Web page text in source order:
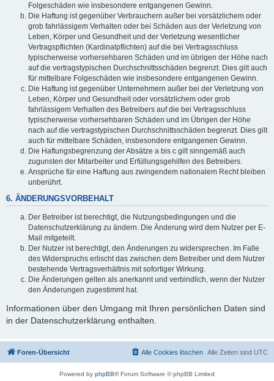
Folgeschäden wie insbesondere entgangenen Gewinn.
Die Haftung ist gegenüber Verbrauchern außer bei vorsätzlichem oder
grob fahrlässigem Verhalten oder bei Schäden aus der Verletzung von
Leben, Körper und Gesundheit und der Verletzung wesentlicher
Vertragspflichten (Kardinalpflichten) auf die bei Vertragsschluss
typischerweise vorhersehbaren Schäden und im übrigen der Höhe nach
auf die vertragstypischen Durchschnittsschäden begrenzt. Dies gilt auch
für mittelbare Folgeschäden wie insbesondere entgangenen Gewinn.
Die Haftung ist gegenüber Unternehmern außer bei der Verletzung von
Leben, Körper und Gesundheit oder vorsätzlichem oder grob
fahrlässigem Verhalten des Betreibers auf die bei Vertragsschluss
typischerweise vorhersehbaren Schäden und im Übrigen der Höhe
nach auf die vertragstypischen Durchschnittsschäden begrenzt. Dies gilt
auch für mittelbare Schäden, insbesondere entgangenen Gewinn.
Die Haftungsbegrenzung der Absätze a bis c gilt sinngemäß auch
zugunsten der Mitarbeiter und Erfüllungsgehilfen des Betreibers.
Ansprüche für eine Haftung aus zwingendem nationalem Recht bleiben
unberührt.
6. ÄNDERUNGSVORBEHALT
Der Betreiber ist berechtigt, die Nutzungsbedingungen und die
Datenschutzerklärung zu ändern. Die Änderung wird dem Nutzer per E-
Mail mitgeteilt.
Der Nutzer ist berechtigt, den Änderungen zu widersprechen. Im Falle
des Widerspruchs erlischt das zwischen dem Betreiber und dem Nutzer
bestehende Vertragsverhältnis mit sofortiger Wirkung.
Die Änderungen gelten als anerkannt und verbindlich, wenn der Nutzer
den Änderungen zugestimmt hat.
Informationen über den Umgang mit Ihren persönlichen Daten sind
in der Datenschutzerklärung enthalten.
Foren-Übersicht Alle Zeiten sind UTC
Alle Cookies löschen
Powered by phpBB® Forum Software © phpBB Limited